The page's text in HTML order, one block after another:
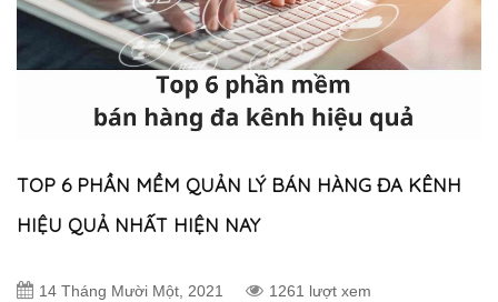
TOP 6 PHẦN MỀM QUẢN LÝ BÁN HÀNG ĐA KÊNH
HIỆU QUẢ NHẤT HIỆN NAY
14 Tháng Mười Một, 2021 1261 lượt xem